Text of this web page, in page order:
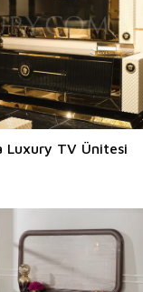
Luxury TV Ünitesi